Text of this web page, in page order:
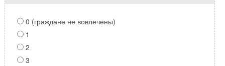
0 (граждане не вовлечены)
1
2
3